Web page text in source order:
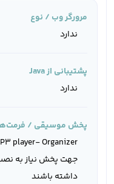
مرورگر وب / نوع
ندارد
پشتیبانی از Java
ندارد
پخش موسیقی /
جهت پخش نیاز به
داشته باشند